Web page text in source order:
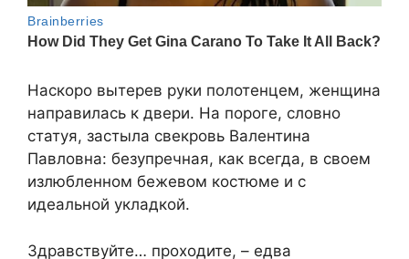
Наскоро вытерев руки полотенцем, женщина
направилась к двери. На пороге, словно
статуя, застыла свекровь Валентина
Павловна: безупречная, как всегда, в своем
излюбленном бежевом костюме и с
идеальной укладкой.
Здравствуйте… проходите, – едва